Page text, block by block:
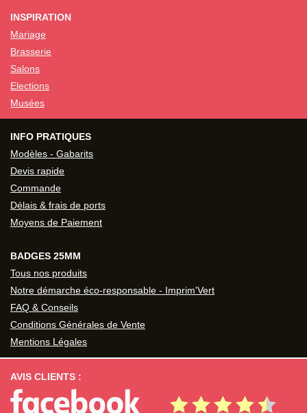
INSPIRATION
Mariage
Brasserie
Salons
Elections
Musées
INFO PRATIQUES
Modèles - Gabarits
Devis rapide
Commande
Délais & frais de ports
Moyens de Paiement
BADGES 25MM
Tous nos produits
Notre démarche éco-responsable - Imprim'Vert
FAQ & Conseils
Conditions Générales de Vente
Mentions Légales
AVIS CLIENTS :